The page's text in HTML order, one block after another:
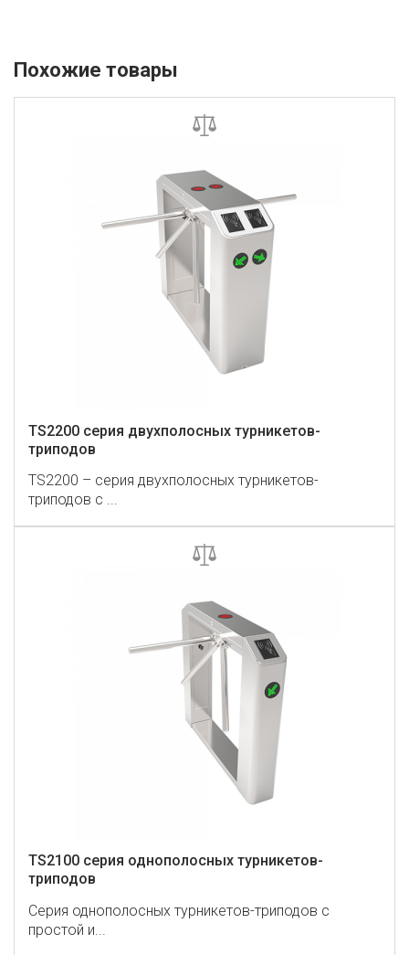
Похожие товары
TS2200 серия двухполосных турникетов-
триподов
TS2200 – серия двухполосных турникетов-
триподов с ...
TS2100 серия однополосных турникетов-
триподов
Серия однополосных турникетов-триподов с
простой и...